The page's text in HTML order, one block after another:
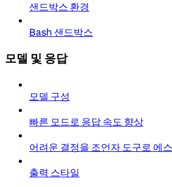
샌드박스 환경
Bash 샌드박스
모델 및 응답
모델 구성
빠른 모드로 응답 속도 향상
어려운 결정을 조언자 도구로 에
출력 스타일